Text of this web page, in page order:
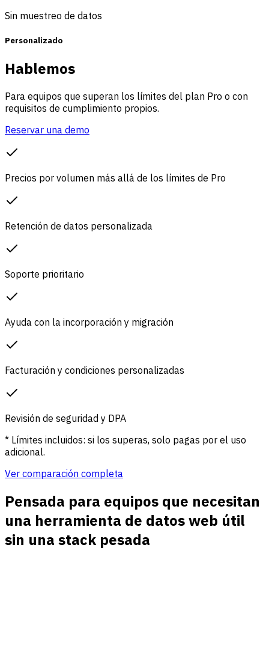
Sin muestreo de datos
Personalizado
Hablemos
Para equipos que superan los límites del plan Pro o con
requisitos de cumplimiento propios.
Reservar una demo
Precios por volumen más allá de los límites de Pro
Retención de datos personalizada
Soporte prioritario
Ayuda con la incorporación y migración
Facturación y condiciones personalizadas
Revisión de seguridad y DPA
* Límites incluidos: si los superas, solo pagas por el uso
adicional.
Ver comparación completa
Pensada para equipos que necesitan
una herramienta de datos web útil
sin una stack pesada
Análisis de tráfico y fuentes